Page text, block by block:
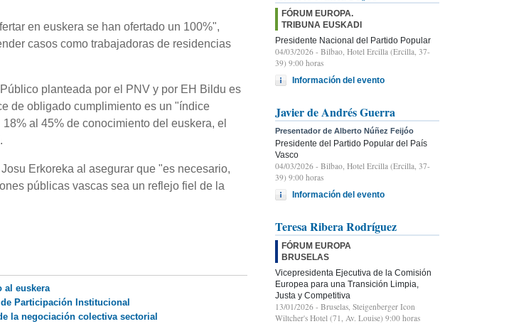
en euskera se han ofertado un 100%",
casos como trabajadoras de residencias
planteada por el PNV y por EH Bildu es
de obligado cumplimiento es un "índice
al 45% de conocimiento del euskera, el
Erkoreka al asegurar que "es necesario,
públicas vascas sea un reflejo fiel de la
al euskera
Participación Institucional
la negociación colectiva sectorial
FÓRUM EUROPA.
TRIBUNA EUSKADI
Presidente Nacional del Partido Popular
04/03/2026 - Bilbao, Hotel Ercilla (Ercilla, 37-
39) 9:00 horas
Información del evento
Javier de Andrés Guerra
Presentador de Alberto Núñez Feijóo
Presidente del Partido Popular del País
Vasco
04/03/2026 - Bilbao, Hotel Ercilla (Ercilla, 37-
39) 9:00 horas
Información del evento
Teresa Ribera Rodríguez
FÓRUM EUROPA
BRUSELAS
Vicepresidenta Ejecutiva de la Comisión
Europea para una Transición Limpia,
Justa y Competitiva
13/01/2026 - Bruselas, Steigenberger Icon
Wiltcher's Hotel (71, Av. Louise) 9:00 horas